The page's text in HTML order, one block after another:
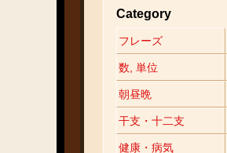
Category
フレーズ
数, 単位
朝昼晩
干支・十二支
健康・病気